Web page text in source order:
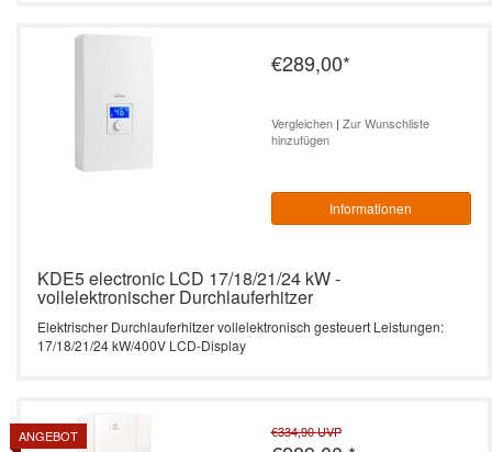
€289,00*
Vergleichen| Zur Wunschliste
hinzufügen
Informationen
KDE5 electronic LCD 17/18/21/24 kW -
vollelektronischer Durchlauferhitzer
Elektrischer Durchlauferhitzer vollelektronisch gesteuert Leistungen:
17/18/21/24 kW/400V LCD-Display
ANGEBOT €334,90UVP